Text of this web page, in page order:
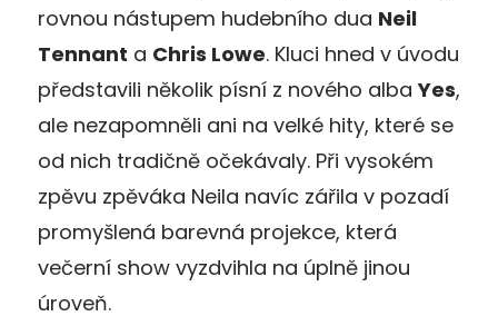
rovnou nástupem hudebního dua Neil
Tennant a Chris Lowe. Kluci hned v úvodu
představili několik písní z nového albaYes,
ale nezapomněli ani na velké hity, které se
od nich tradičně očekávaly. Při vysokém
zpěvu zpěváka Neila navíc zářila v pozadí
promyšlená barevná projekce, která
večerní show vyzdvihla na úplně jinou
úroveň.